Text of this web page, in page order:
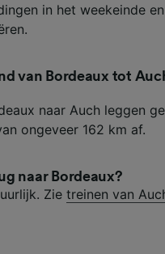
in het weekeinde
van Bordeaux tot
naar Auch leggen
ongeveer 162 km af.
naar Bordeaux?
Zie treinen van